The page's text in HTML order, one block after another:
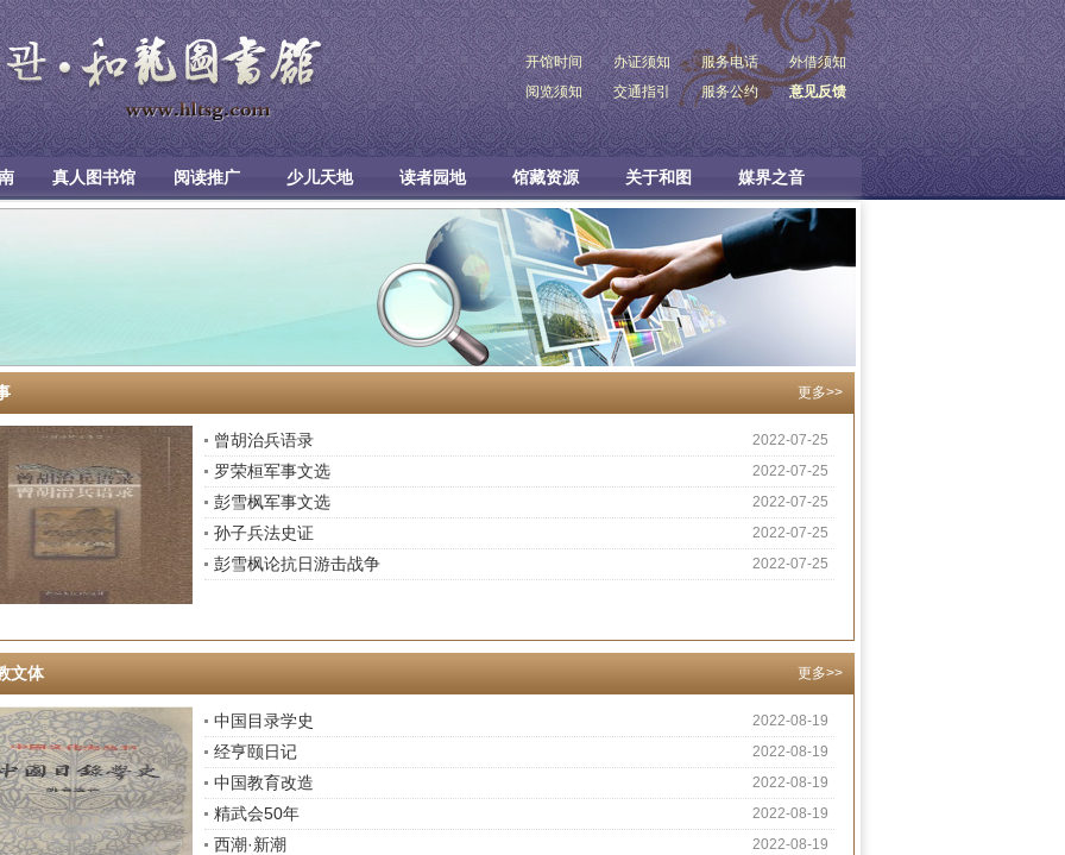
开馆时间 办证须知 服务电话
外借须知
阅览须知
交通指引 服务公约 意见反馈
真人图书馆 阅读推广 少儿天地 读者园地 馆藏资源 关于和图 媒界之音
更多>>
曾胡治兵语录 2022-07-25
罗荣桓军事文选 2022-07-25
彭雪枫军事文选 2022-07-25
孙子兵法史证 2022-07-25
彭雪枫论抗日游击战争 2022-07-25
文体 更多>>
中国目录学史 2022-08-19
经亨颐日记 2022-08-19
中国教育改造 2022-08-19
精武会50年 2022-08-19
西潮·新潮 2022-08-19